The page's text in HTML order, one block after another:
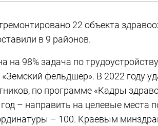
22 объекта
в 9 районов.
на 98% задача по
фельдшер». В 2022 году
по программе «Кадры
– направить на целевые места
– 100. Краевым